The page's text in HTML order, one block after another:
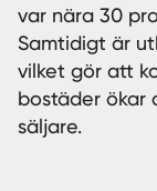
Start
Logga in
var nära 30
Samtidigt är
vilket gör att
bostäder ökar
säljare.